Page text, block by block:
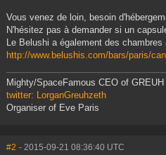
Vous venez de loin, besoin
N'hésitez pas à demander si un
Le Belushi a également des
http://www.belushis.com/bars/paris/
Mighty/SpaceFamous CEO of
twitter: LorganGreuhzeth
Organiser of Eve Paris
#2 - 2015-09-21 08:36:40 UTC